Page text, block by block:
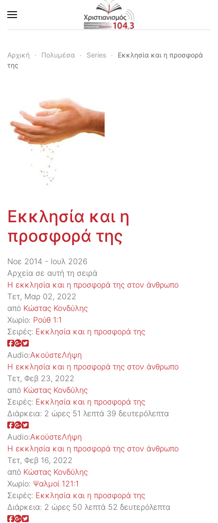
Skip to main content
Αρχική Πολυμέσα Series
Εκκλησία και η προσφορά
της
Εκκλησία και η
προσφορά της
Νοε 2014 - Ιουλ 2026
Αρχεία σε αυτή τη σειρά
Η εκκλησία και η προσφορά της στον άνθρωπο
Τετ, Μαρ 02, 2022
από Κώστας Κονδύλης
Χωρίο: Ρούθ 1:1
Σειρές: Εκκλησία και η προσφορά της
Audio:ΑκούστεΛήψη
Η εκκλησία και η προσφορά της στον άνθρωπο
Τετ, Φεβ 23, 2022
από Κώστας Κονδύλης
Σειρές: Εκκλησία και η προσφορά της
Διάρκεια: 2 ώρες 51 λεπτά 39 δευτερόλεπτα
Audio:ΑκούστεΛήψη
Η εκκλησία και η προσφορά της στον άνθρωπο
Τετ, Φεβ 16, 2022
από Κώστας Κονδύλης
Χωρίο: Ψαλμοί 121:1
Σειρές: Εκκλησία και η προσφορά της
Διάρκεια: 2 ώρες 50 λεπτά 52 δευτερόλεπτα